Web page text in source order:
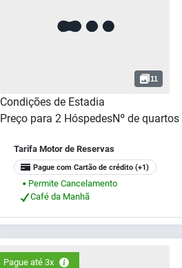
11
Condições de Estadia
Preço para 2 HóspedesNº de quartos
Tarifa Motor de Reservas
Pague com Cartão de crédito (+1)
⬤
Permite Cancelamento
Café da Manhã
Pague até 3x